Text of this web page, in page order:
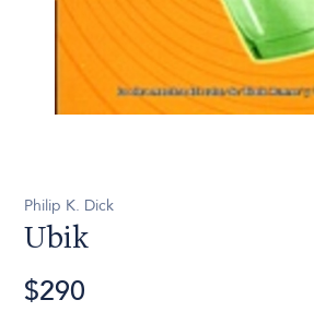
Philip K. Dick
Ubik
$290